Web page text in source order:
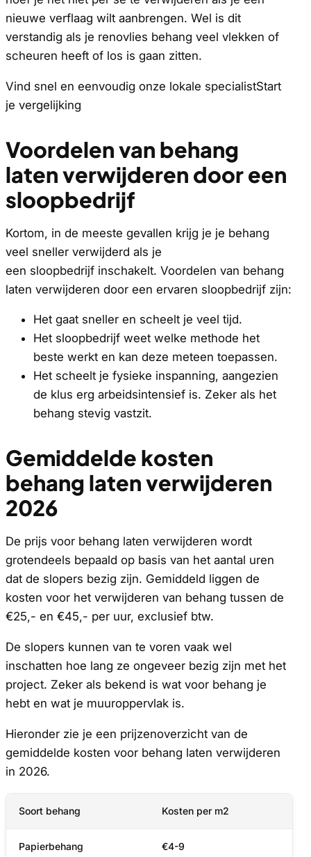
nieuwe verflaag wilt aanbrengen. Wel is dit
verstandig als je renovlies behang veel vlekken of
scheuren heeft of los is gaan zitten.
Vind snel en eenvoudig onze lokale specialistStart
je vergelijking
Voordelen van behang
laten verwijderen door een
sloopbedrijf
Kortom, in de meeste gevallen krijg je je behang
veel sneller verwijderd als je
een sloopbedrijf inschakelt. Voordelen van behang
laten verwijderen door een ervaren sloopbedrijf zijn:
Het gaat sneller en scheelt je veel tijd.
Het sloopbedrijf weet welke methode het
beste werkt en kan deze meteen toepassen.
Het scheelt je fysieke inspanning, aangezien
de klus erg arbeidsintensief is. Zeker als het
behang stevig vastzit.
Gemiddelde kosten
behang laten verwijderen
2026
De prijs voor behang laten verwijderen wordt
grotendeels bepaald op basis van het aantal uren
dat de slopers bezig zijn. Gemiddeld liggen de
kosten voor het verwijderen van behang tussen de
€25,- en €45,- per uur, exclusief btw.
De slopers kunnen van te voren vaak wel
inschatten hoe lang ze ongeveer bezig zijn met het
project. Zeker als bekend is wat voor behang je
hebt en wat je muuroppervlak is.
Hieronder zie je een prijzenoverzicht van de
gemiddelde kosten voor behang laten verwijderen
in 2026.
Soort behang Kosten per m2
Papierbehang €4-9